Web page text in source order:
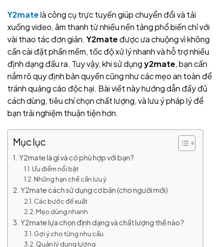
Y2matelà công cụ trực tuyến giúp chuyển đổi và tải
xuống video, âm thanh từ nhiều nền tảng phổ biến chỉ với
vài thao tác đơn giản. Y2mate được ưa chuộng vì không
cần cài đặt phần mềm, tốc độ xử lý nhanh và hỗ trợ nhiều
định dạng đầu ra. Tuy vậy, khi sử dụngy2mate, bạn cần
nắm rõ quy định bản quyền cũng như các mẹo an toàn để
tránh quảng cáo độc hại. Bài viết này hướng dẫn đầy đủ
cách dùng, tiêu chí chọn chất lượng, và lưu ý pháp lý để
bạn trải nghiệm thuận tiện hơn.
Mục lục
Y2mate là gì và có phù hợp với bạn?
Ưu điểm nổi bật
Những hạn chế cần lưu ý
Y2mate cách sử dụng cơ bản (cho người mới)
Các bước đề xuất
Mẹo dùng nhanh
Y2mate lựa chọn định dạng và chất lượng thế nào?
Gợi ý cho từng nhu cầu
Quản lý dung lượng